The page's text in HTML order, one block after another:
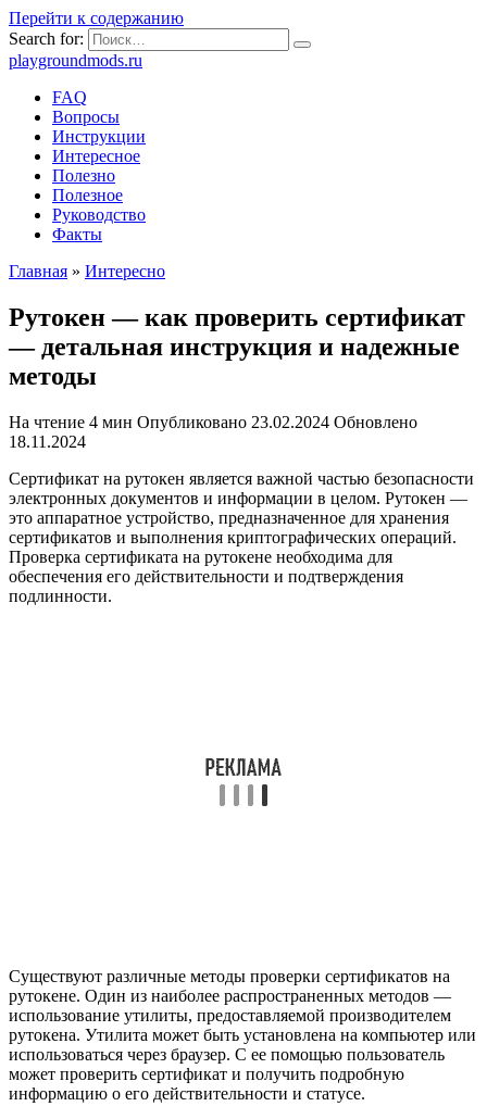
Перейти к содержанию
Search for:
playgroundmods.ru
FAQ
Вопросы
Инструкции
Интересное
Полезно
Полезное
Руководство
Факты
Главная » Интересно
Рутокен — как проверить сертификат
— детальная инструкция и надежные
методы
На чтение 4 мин Опубликовано 23.02.2024 Обновлено
18.11.2024
Сертификат на рутокен является важной частью безопасности
электронных документов и информации в целом. Рутокен —
это аппаратное устройство, предназначенное для хранения
сертификатов и выполнения криптографических операций.
Проверка сертификата на рутокене необходима для
обеспечения его действительности и подтверждения
подлинности.
Существуют различные методы проверки сертификатов на
рутокене. Один из наиболее распространенных методов —
использование утилиты, предоставляемой производителем
рутокена. Утилита может быть установлена на компьютер или
использоваться через браузер. С ее помощью пользователь
может проверить сертификат и получить подробную
информацию о его действительности и статусе.